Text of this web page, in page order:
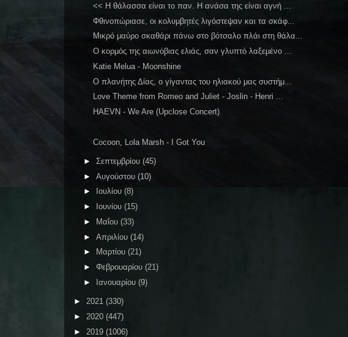
<< Η θάλασσα είναι το παν. Η ανάσα της είναι αγνή ...
Φθινοπώριασε, οι κολυμβητές λιγόστεψαν και τα σκάφ...
Μικρό μαύρο σκαθάρι πάνω στο βότσαλο πλάι στη θάλα...
Ο κορμός της αιωνόβιας ελιάς, σαν γλυπτό λαξεμένο ...
Katie Melua - Moonshine
Ο πλανήτης Δίας, ο γίγαντας του ηλιακού μας συστήμ...
Love Theme from Romeo and Juliet - Joslin - Henri ...
HAEVN - We Are (Upclose Concert)
Cocoon, Lola Marsh - I Got You
► Σεπτεμβρίου (45)
► Αυγούστου (10)
►
Ιουλίου (8)
►
Ιουνίου (15)
►
Μαΐου (33)
► Απριλίου (14)
►
Μαρτίου (21)
► Φεβρουαρίου (21)
►
Ιανουαρίου (9)
► 2021 (330)
► 2020 (447)
► 2019 (1006)